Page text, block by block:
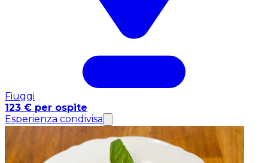
Fiuggi
123 € per ospite
Esperienza condivisa